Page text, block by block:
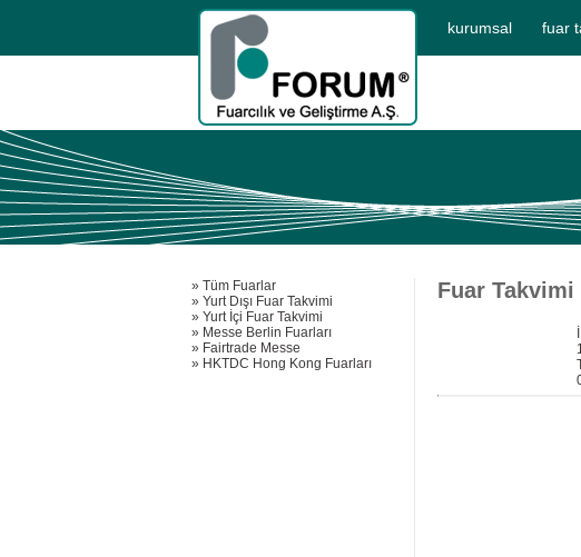
kurumsal fuar
» Tüm Fuarlar
» Yurt Dışı Fuar Takvimi
» Yurt İçi Fuar Takvimi
» Messe Berlin Fuarları
» Fairtrade Messe
» HKTDC Hong Kong Fuarları
Fuar Takvimi